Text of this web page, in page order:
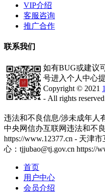
VIP介绍
客服咨询
推广合作
联系我们
如有BUG或建议
号进入个人中心
Copyright © 2021
- All rights reserved
违法和不良信息/涉未成年人
中央网信办互联网违法和不
https://www.12377.cn - 天津
心：tjjubao@tj.gov.cn https://
首页
用户中心
会员介绍